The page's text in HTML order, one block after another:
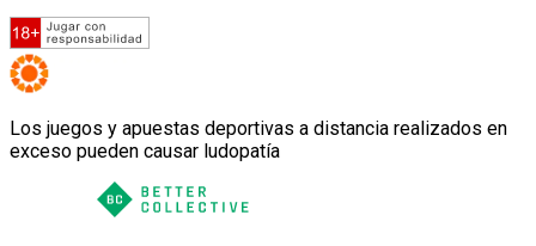
Los juegos y apuestas deportivas a distancia realizados en
exceso pueden causar ludopatía